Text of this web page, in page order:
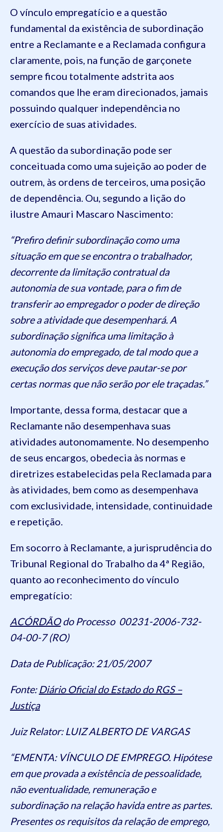
O vínculo empregatício e a questão
fundamental da existência de subordinação
entre a Reclamante e a Reclamada configura
claramente, pois, na função de garçonete
sempre ficou totalmente adstrita aos
comandos que lhe eram direcionados, jamais
possuindo qualquer independência no
exercício de suas atividades.
A questão da subordinação pode ser
conceituada como uma sujeição ao poder de
outrem, às ordens de terceiros, uma posição
de dependência. Ou, segundo a lição do
ilustre Amauri Mascaro Nascimento:
“Prefiro definir subordinação como uma
situação em que se encontra o trabalhador,
decorrente da limitação contratual da
autonomia de sua vontade, para o fim de
transferir ao empregador o poder de direção
sobre a atividade que desempenhará. A
subordinação significa uma limitação à
autonomia do empregado, de tal modo que a
execução dos serviços deve pautar-se por
certas normas que não serão por ele traçadas.”
Importante, dessa forma, destacar que a
Reclamante não desempenhava suas
atividades autonomamente. No desempenho
de seus encargos, obedecia às normas e
diretrizes estabelecidas pela Reclamada para
às atividades, bem como as desempenhava
com exclusividade, intensidade, continuidade
e repetição.
Em socorro à Reclamante, a jurisprudência do
Tribunal Regional do Trabalho da 4ª Região,
quanto ao reconhecimento do vínculo
empregatício:
ACÓRDÃOdo Processo 00231-2006-732-
04-00-7 (RO)
Data de Publicação: 21/05/2007
Fonte: Diário Oficial do Estado do RGS –
Justiça
Juiz Relator: LUIZ ALBERTO DE VARGAS
“EMENTA: VÍNCULO DE EMPREGO. Hipótese
em que provada a existência de pessoalidade,
não eventualidade, remuneração e
subordinação na relação havida entre as partes.
Presentes os requisitos da relação de emprego,